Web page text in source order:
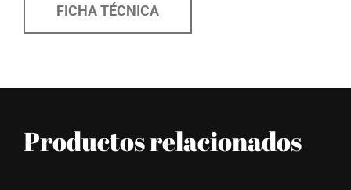
FICHA TÉCNICA
Productos relacionados